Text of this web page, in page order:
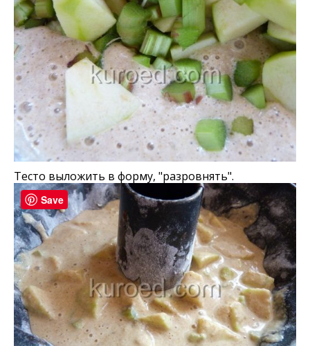
Тесто выложить в форму, "разровнять".
Save